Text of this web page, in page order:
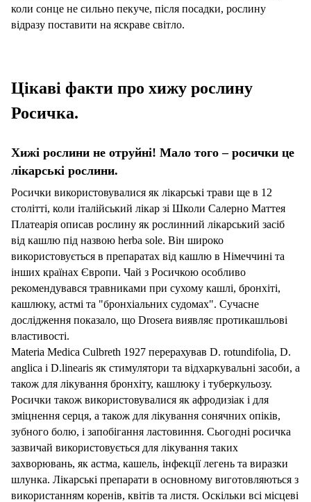
коли сонце не сильно пекуче, після посадки, рослину
відразу поставити на яскраве світло.
Цікаві факти про хижу рослину
Росичка.
Хижі рослини не отруйні! Мало того – росички це
лікарські рослини.
Росички використовувалися як лікарські трави ще в 12
столітті, коли італійський лікар зі Школи Салерно Маттея
Платеарія описав рослину як рослинний лікарський засіб
від кашлю під назвою herba sole. Він широко
використовується в препаратах від кашлю в Німеччині та
інших країнах Європи. Чай з Росичкою особливо
рекомендувався травниками при сухому кашлі, бронхіті,
кашлюку, астмі та "бронхіальних судомах". Сучасне
дослідження показало, що Drosera виявляє протикашльові
властивості.
Materia Medica Culbreth 1927 перерахував D. rotundifolia, D.
anglica і D.linearis як стимулятори та відхаркувальні засоби, а
також для лікування бронхіту, кашлюку і туберкульозу.
Росички також використовувалися як афродизіак і для
зміцнення серця, а також для лікування сонячних опіків,
зубного болю, і запобігання ластовиння. Сьогодні росичка
зазвичай використовується для лікування таких
захворювань, як астма, кашель, інфекції легень та виразки
шлунка. Лікарські препарати в основному виготовляються з
використанням коренів, квітів та листя. Оскільки всі місцеві